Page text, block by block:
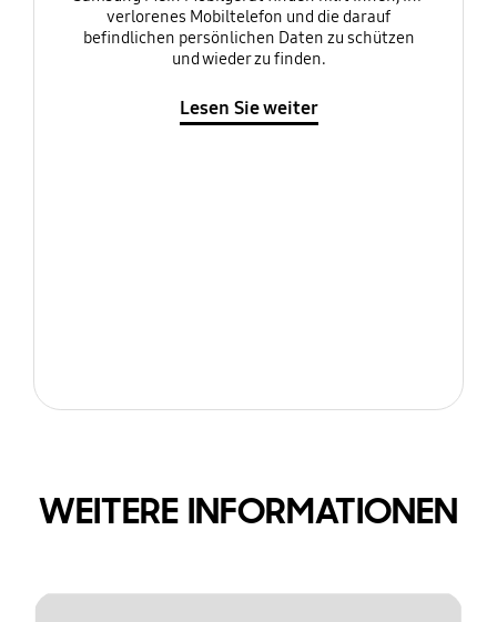
verlorenes Mobiltelefon und die darauf
befindlichen persönlichen Daten zu schützen
und wieder zu finden.
Lesen Sie weiter
WEITERE INFORMATIONEN